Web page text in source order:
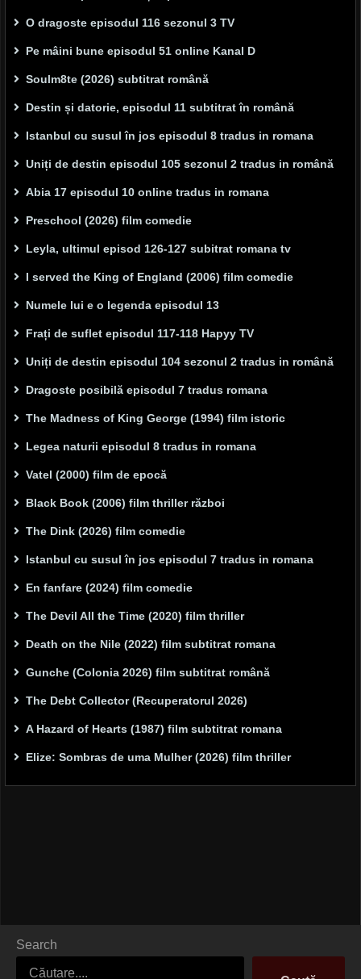
O dragoste episodul 116 sezonul 3 TV
Pe mâini bune episodul 51 online Kanal D
Soulm8te (2026) subtitrat română
Destin și datorie, episodul 11 subtitrat în română
Istanbul cu susul în jos episodul 8 tradus in romana
Uniți de destin episodul 105 sezonul 2 tradus in română
Abia 17 episodul 10 online tradus in romana
Preschool (2026) film comedie
Leyla, ultimul episod 126-127 subitrat romana tv
I served the King of England (2006) film comedie
Numele lui e o legenda episodul 13
Frați de suflet episodul 117-118 Hapyy TV
Uniți de destin episodul 104 sezonul 2 tradus in română
Dragoste posibilă episodul 7 tradus romana
The Madness of King George (1994) film istoric
Legea naturii episodul 8 tradus in romana
Vatel (2000) film de epocă
Black Book (2006) film thriller război
The Dink (2026) film comedie
Istanbul cu susul în jos episodul 7 tradus in romana
En fanfare (2024) film comedie
The Devil All the Time (2020) film thriller
Death on the Nile (2022) film subtitrat romana
Gunche (Colonia 2026) film subtitrat română
The Debt Collector (Recuperatorul 2026)
A Hazard of Hearts (1987) film subtitrat romana
Elize: Sombras de uma Mulher (2026) film thriller
Search